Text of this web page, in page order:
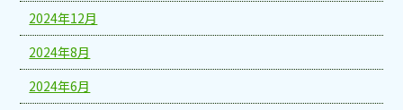
2024年12月
2024年8月
2024年6月